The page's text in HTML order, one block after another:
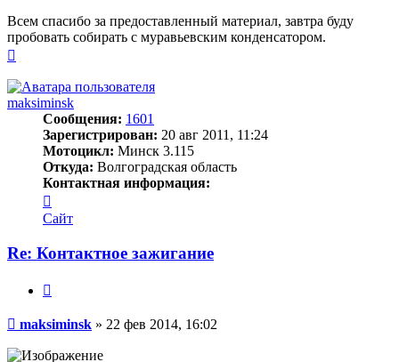
Всем спасибо за предоставленный материал, завтра буду
пробовать собирать с муравьевским конденсатором.
началу
maksiminsk
Сообщения: 1601
Зарегистрирован: 20 авг 2011, 11:24
Мотоцикл: Минск 3.115
Откуда: Волгоградская область
Контактная информация:
информация
пользователя
Сайт
Re: Контактное зажигание
Сообщение
maksiminsk » 22 фев 2014, 16:02